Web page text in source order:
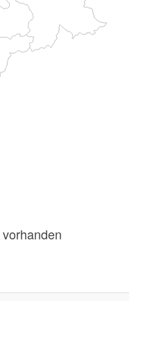
vorhanden